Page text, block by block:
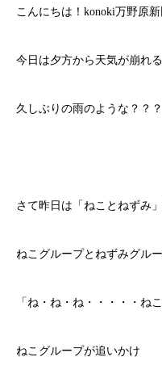
こんにちは！konoki万野原
今日は夕方から天気が崩れ
久しぶりの雨のような？？？
さて昨日は「ねことねずみ
ねこグループとねずみグル
「ね・ね・ね・・・・・ね
ねこグループが追いかけ